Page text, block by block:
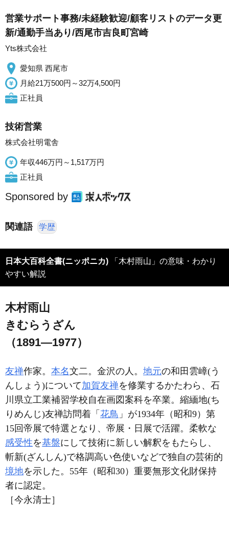
営業サポート事務/未経験歓迎/顧客リストのデータ更
新/通勤手当あり/西尾市吉良町宮崎
Yts株式会社
愛知県 西尾市
月給21万500円～32万4,500円
正社員
技術営業
株式会社明電舎
年収446万円～1,517万円
正社員
Sponsored by
関連語 学歴
日本大百科全書(ニッポニカ) 「木村雨山」の意味・わかり
やすい解説
木村雨山
きむらうざん
（1891―1977）
友禅作家。 本名文二。金沢の人。 地元の和田雲嶂(う
んしょう)について加賀友禅を修業するかたわら、石
川県立工業補習学校自在画図案科を卒業。縮緬地(ち
りめんじ)友禅訪問着「 花鳥 」が1934年（昭和9）第
15回帝展で特選となり、帝展・日展で活躍。柔軟な
感受性を基盤にして技術に新しい解釈をもたらし、
斬新(ざんしん)で格調高い色使いなどで独自の芸術的
境地を示した。55年（昭和30）重要無形文化財保持
者に認定。
［今永清士］